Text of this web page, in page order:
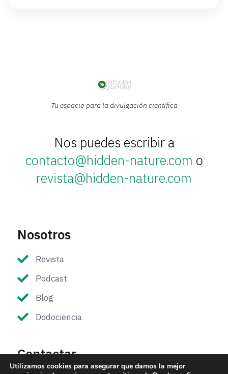
Tu espacio para la divulgación científica
Nos puedes escribir a
contacto@hidden-nature.com o
revista@hidden-nature.com
Nosotros
Revista
Podcast
Blog
Dodociencia
Contactar
Utilizamos cookies para asegurar que damos la mejor